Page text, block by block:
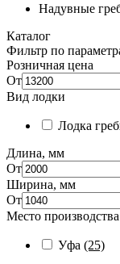
Надувные
Каталог
Фильтр по
Розничная цена
От
Вид лодки
Лодка
Длина, мм
От
Ширина, мм
От
Место производства
Уфа (25)